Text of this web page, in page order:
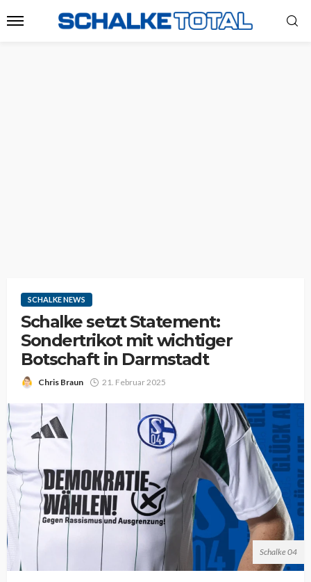
SCHALKE NEWS
Schalke setzt Statement:
Sondertrikot mit wichtiger
Botschaft in Darmstadt
Chris Braun 21. Februar 2025
Schalke 04